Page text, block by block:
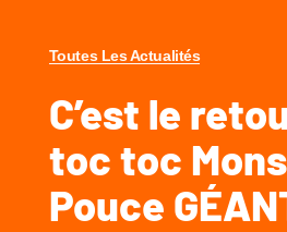
Toutes Les Actualités
C’est le
toc toc
Pouce